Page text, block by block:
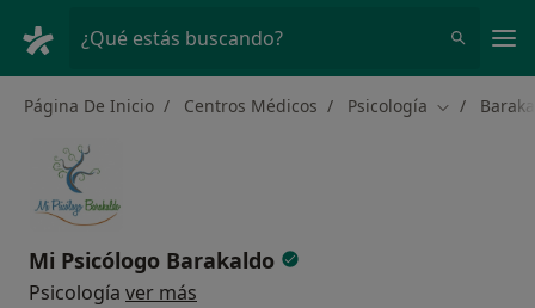
¿Qué estás buscando?
Página De Inicio Centros Médicos Psicología Cambiar de
Mi Psicólogo Barakaldo
Psicología ver más